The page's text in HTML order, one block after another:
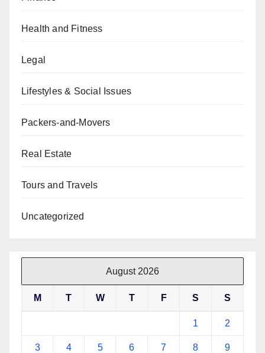
Health and Fitness
Legal
Lifestyles & Social Issues
Packers-and-Movers
Real Estate
Tours and Travels
Uncategorized
August 2026
M T W T F S S
1 2
3 4 5 6 7 8 9